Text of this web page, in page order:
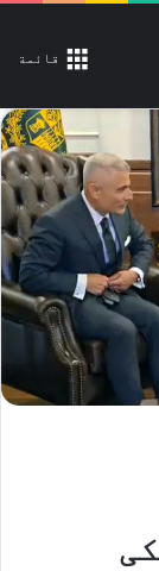
قائمة